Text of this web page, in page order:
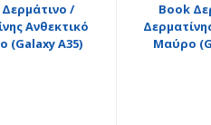
/
Ανθεκτικό
(Galaxy A35)
Book
Μαύρο